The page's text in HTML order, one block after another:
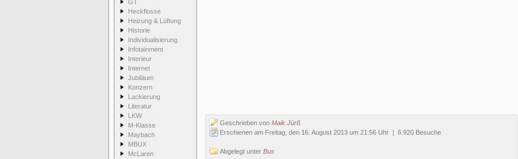
GT
Heckflosse
Heizung & Lüftung
Historie
Individualisierung
Infotainment
Interieur
Internet
Jubiläum
Konzern
Lackierung
Literatur
LKW
M-Klasse
Maybach
MBUX
McLaren
Geschrieben von Maik Jürß
Erschienen am Freitag, den 16. August 2013 um 21:56 Uhr | 6.920 Besuche
Abgelegt unter Bus